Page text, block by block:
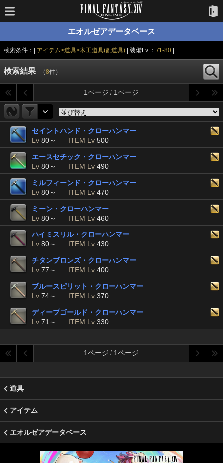
エオルゼアデータベース
検索条件：| アイテム>道具>木工道具(副道具) | 装備Lv ： 71-80
検索結果 （8件）
1ページ / 1ページ
セイントハンド・クローハンマー
Lv 80～ ITEM Lv 500
エースセチック・クローハンマー
Lv 80～ ITEM Lv 490
ミルフィーンド・クローハンマー
Lv 80～ ITEM Lv 470
ミーン・クローハンマー
Lv 80～ ITEM Lv 460
ハイミスリル・クローハンマー
Lv 80～ ITEM Lv 430
チタンブロンズ・クローハンマー
Lv 77～ ITEM Lv 400
ブルースピリット・クローハンマー
Lv 74～ ITEM Lv 370
ディープゴールド・クローハンマー
Lv 71～ ITEM Lv 330
1ページ / 1ページ
道具
アイテム
エオルゼアデータベース